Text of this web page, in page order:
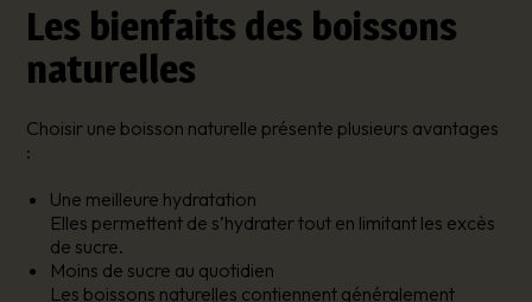
Les bienfaits des boissons
naturelles
Choisir une boisson naturelle présente plusieurs avantages
:
Une meilleure hydratation
Elles permettent de s’hydrater tout en limitant les excès
de sucre.
Moins de sucre au quotidien
Les boissons naturelles contiennent généralement